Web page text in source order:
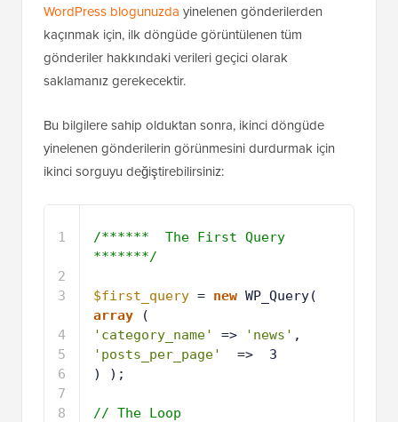
WordPress blogunuzda yinelenen gönderilerden
kaçınmak için, ilk döngüde görüntülenen tüm
gönderiler hakkındaki verileri geçici olarak
saklamanız gerekecektir.
Bu bilgilere sahip olduktan sonra, ikinci döngüde
yinelenen gönderilerin görünmesini durdurmak için
ikinci sorguyu değiştirebilirsiniz:
1
2
3
4
5
6
7
8
/******  The First Query
*******/
$first_query = new
array
(
'category_name'
=> 'news' ,
'posts_per_page'
=>  3
) );
// The Loop